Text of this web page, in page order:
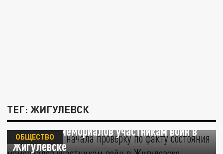
ТЕГ: ЖИГУЛЕВСК
Прокуратура начала проверку по факту
состояния мемориалов участникам войн в
Жигулевске
ОБЩЕСТВО